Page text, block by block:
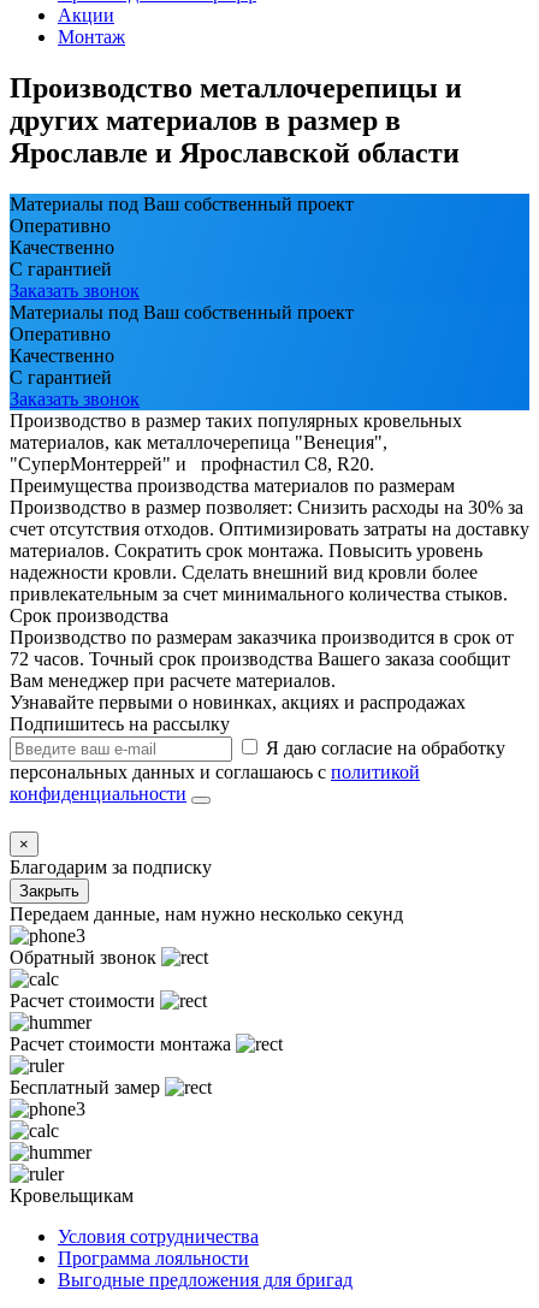
Акции
Монтаж
Производство металлочерепицы и
других материалов в размер в
Ярославле и Ярославской области
Материалы под Ваш собственный проект
Оперативно
Качественно
С гарантией
Заказать звонок
Материалы под Ваш собственный проект
Оперативно
Качественно
С гарантией
Заказать звонок
Производство в размер таких популярных кровельных
материалов, как металлочерепица "Венеция",
"СуперМонтеррей" и профнастил С8, R20.
Преимущества производства материалов по размерам
Производство в размер позволяет: Снизить расходы на 30% за
счет отсутствия отходов. Оптимизировать затраты на доставку
материалов. Сократить срок монтажа. Повысить уровень
надежности кровли. Сделать внешний вид кровли более
привлекательным за счет минимального количества стыков.
Срок производства
Производство по размерам заказчика производится в срок от
72 часов. Точный срок производства Вашего заказа сообщит
Вам менеджер при расчете материалов.
Узнавайте первыми о новинках, акциях и распродажах
Подпишитесь на рассылку
Я даю согласие на обработку
персональных данных и соглашаюсь с политикой
конфиденциальности
×
Благодарим за подписку
Закрыть
Передаем данные, нам нужно несколько секунд
Обратный звонок
Расчет стоимости
Расчет стоимости монтажа
Бесплатный замер
Кровельщикам
Условия сотрудничества
Программа лояльности
Выгодные предложения для бригад